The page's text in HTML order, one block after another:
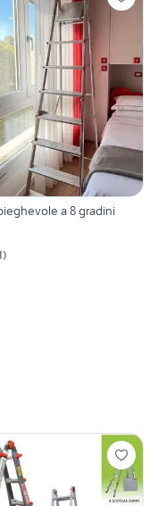
a 8 gradini
)